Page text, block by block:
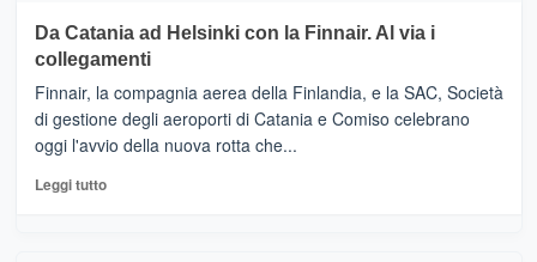
tappe
dell’enoturismo
RANDAZZO
–
Ci
siamo
quasi….
pronti
per
Da Catania ad Helsinki con la Finnair. Al via i
collegamenti
Finnair, la compagnia aerea della Finlandia, e la SAC, Società
di gestione degli aeroporti di Catania e Comiso celebrano
oggi l'avvio della nuova rotta che...
Leggi tuttoLeggi